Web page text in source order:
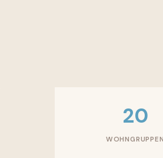
20
WOHNGRUPPEN